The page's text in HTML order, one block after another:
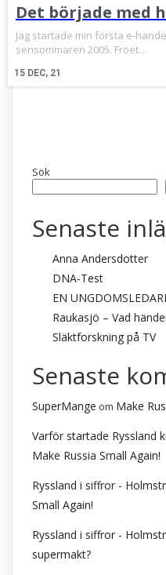
Det började med
15 DEC, 21
Jag startade min första e-
sensommaren 2005. Fröet…
Sök
Senaste
Anna Andersdotter
DNA-Test
EN
Raukasjö – Vad
Släktforskning på TV
Senaste
SuperMange om Make
Varför startade Ryssland
Make Russia Small Again!
Ryssland i siffror -
Small Again!
Ryssland i siffror -
supermakt?